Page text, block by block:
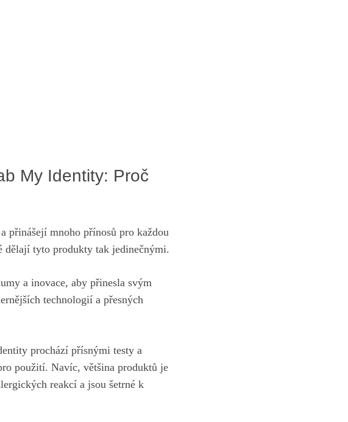
My Identity: Proč
přinášejí mnoho​ přínosů pro každou
dělají tyto produkty tak ‍jedinečnými.
a inovace, aby přinesla svým
technologií a přesných‌
prochází přísnými testy a
použití. Navíc, většina produktů​ je
reakcí a jsou šetrné‌ k